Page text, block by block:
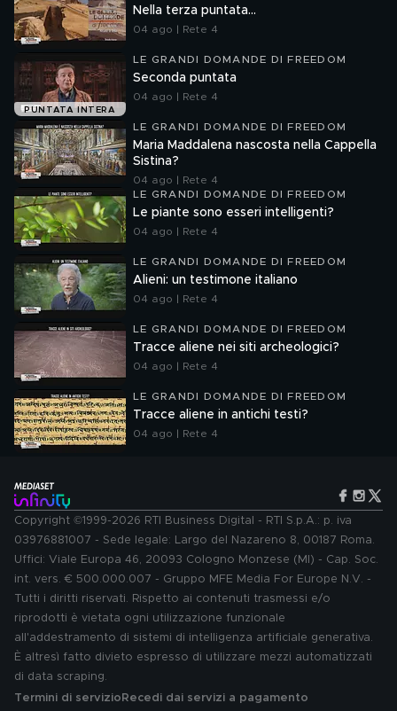
Nella terza puntata...
04 ago | Rete 4
PUNTATA INTERA
LE GRANDI DOMANDE DI FREEDOM
Seconda puntata
04 ago | Rete 4
LE GRANDI DOMANDE DI FREEDOM
Maria Maddalena nascosta nella Cappella
Sistina?
04 ago | Rete 4
LE GRANDI DOMANDE DI FREEDOM
Le piante sono esseri intelligenti?
04 ago | Rete 4
LE GRANDI DOMANDE DI FREEDOM
Alieni: un testimone italiano
04 ago | Rete 4
LE GRANDI DOMANDE DI FREEDOM
Tracce aliene nei siti archeologici?
04 ago | Rete 4
LE GRANDI DOMANDE DI FREEDOM
Tracce aliene in antichi testi?
04 ago | Rete 4
Copyright ©1999-2026 RTI Business Digital - RTI S.p.A.: p. iva
03976881007 - Sede legale: Largo del Nazareno 8, 00187 Roma.
Uffici: Viale Europa 46, 20093 Cologno Monzese (MI) - Cap. Soc.
int. vers. € 500.000.007 - Gruppo MFE Media For Europe N.V. -
Tutti i diritti riservati. Rispetto ai contenuti trasmessi e/o
riprodotti è vietata ogni utilizzazione funzionale
all'addestramento di sistemi di intelligenza artificiale generativa.
È altresì fatto divieto espresso di utilizzare mezzi automatizzati
di data scraping.
Termini di servizio Recedi dai servizi a pagamento